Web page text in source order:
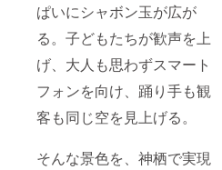
ぱいにシャボン玉が広が
る。子どもたちが歓声を上
げ、大人も思わずスマート
フォンを向け、踊り手も観
客も同じ空を見上げる。
そんな景色を、神栖で実現